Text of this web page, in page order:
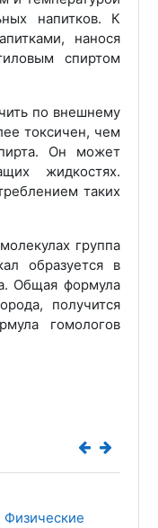
напитков. К
нанося
спиртом
по внешнему
токсичен, чем
Он может
жидкостях.
таких
группа
образуется в
Общая формула
получится
гомологов
Физические